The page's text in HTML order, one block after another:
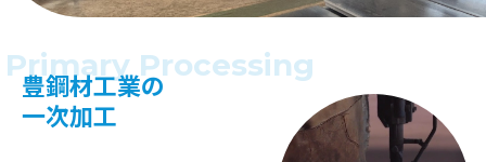
Primary Processing
豊鋼材工業の
一次加工